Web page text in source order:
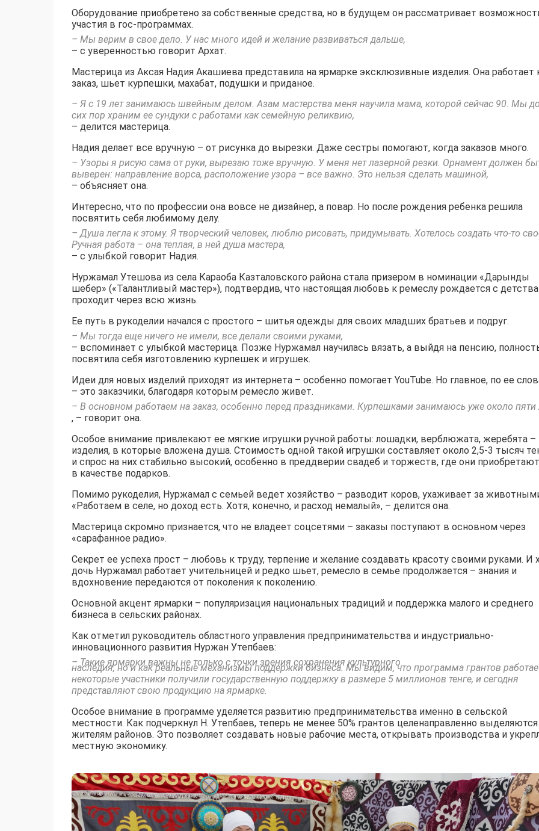
Оборудование приобретено за собственные средства, но в будущем он рассматривает
участия в гос-программах.
– Мы верим в свое дело. У нас много идей и желание развиваться дальше,
– с уверенностью говорит Архат.
Мастерица из Аксая Надия Акашиева представила на ярмарке эксклюзивные изделия. Она работает
заказ, шьет курпешки, махабат, подушки и приданое.
– Я с 19 лет занимаюсь швейным делом. Азам мастерства меня научила мама, которой сейчас 90. Мы до
сих пор храним ее сундуки с работами как семейную реликвию,
– делится мастерица.
Надия делает все вручную – от рисунка до вырезки. Даже сестры помогают, когда заказов много.
– Узоры я рисую сама от руки, вырезаю тоже вручную. У меня нет лазерной резки. Орнамент должен
выверен: направление ворса, расположение узора – все важно. Это нельзя сделать машиной,
– объясняет она.
Интересно, что по профессии она вовсе не дизайнер, а повар. Но после рождения ребенка решила
посвятить себя любимому делу.
– Душа легла к этому. Я творческий человек, люблю рисовать, придумывать. Хотелось создать что-то
Ручная работа – она теплая, в ней душа мастера,
– с улыбкой говорит Надия.
Нуржамал Утешова из села Караоба Казталовского района стала призером в номинации «Дарынды
шебер» («Талантливый мастер»), подтвердив, что настоящая любовь к ремеслу рождается с
проходит через всю жизнь.
Ее путь в рукоделии начался с простого – шитья одежды для своих младших братьев и подруг.
– Мы тогда еще ничего не имели, все делали своими руками,
– вспоминает с улыбкой мастерица. Позже Нуржамал научилась вязать, а выйдя на пенсию,
посвятила себя изготовлению курпешек и игрушек.
Идеи для новых изделий приходят из интернета – особенно помогает YouTube. Но главное, по ее
– это заказчики, благодаря которым ремесло живет.
– В основном работаем на заказ, особенно перед праздниками. Курпешками занимаюсь уже около пяти
, – говорит она.
Особое внимание привлекают ее мягкие игрушки ручной работы: лошадки, верблюжата, жеребята –
изделия, в которые вложена душа. Стоимость одной такой игрушки составляет около 2,5-3 тысяч
и спрос на них стабильно высокий, особенно в преддверии свадеб и торжеств, где они
в качестве подарков.
Помимо рукоделия, Нуржамал с семьей ведет хозяйство – разводит коров, ухаживает за
«Работаем в селе, но доход есть. Хотя, конечно, и расход немалый», – делится она.
Мастерица скромно признается, что не владеет соцсетями – заказы поступают в основном через
«сарафанное радио».
Секрет ее успеха прост – любовь к труду, терпение и желание создавать красоту своими руками. И
дочь Нуржамал работает учительницей и редко шьет, ремесло в семье продолжается – знания и
вдохновение передаются от поколения к поколению.
Основной акцент ярмарки – популяризация национальных традиций и поддержка малого и среднего
бизнеса в сельских районах.
Как отметил руководитель областного управления предпринимательства и индустриально-
инновационного развития Нуржан Утепбаев:
– Такие ярмарки важны не только с точки зрения сохранения культурного
наследия, но и как реальные механизмы поддержки бизнеса. Мы видим, что программа грантов
некоторые участники получили государственную поддержку в размере 5 миллионов тенге, и сегодня
представляют свою продукцию на ярмарке.
Особое внимание в программе уделяется развитию предпринимательства именно в сельской
местности. Как подчеркнул Н. Утепбаев, теперь не менее 50% грантов целенаправленно выделяются
жителям районов. Это позволяет создавать новые рабочие места, открывать производства и
местную экономику.